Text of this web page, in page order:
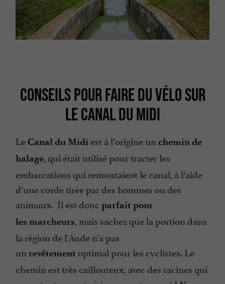
CONSEILS POUR FAIRE DU VÉLO SUR
LE CANAL DU MIDI
LeCanal du Midi est à l’origine un chemin de
halage, qui était utilisé pour tracter les
embarcations qui remontaient le canal, à l’aide
d’une corde tirée par des hommes ou des
animaux. Il est donc parfait pour
les marcheurs, mais sachez que la portion dans
la région de l'Aude n’a pas
un revêtement optimal pour les cyclistes. Le
chemin est très caillouteux, avec des racines qui